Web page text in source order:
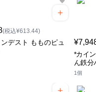
(税込¥613.44)
デスト もものピュ
*カイ
ん鉄分
1個